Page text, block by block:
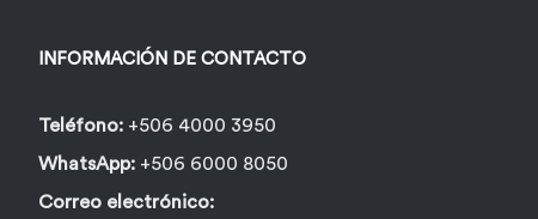
INFORMACIÓN DE CONTACTO
Teléfono: +506 4000 3950
WhatsApp: +506 6000 8050
Correo electrónico: